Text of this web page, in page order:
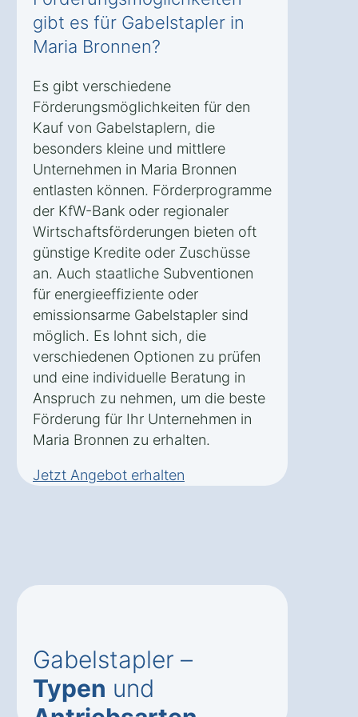
gibt es für Gabelstapler in
Maria Bronnen?
Es gibt verschiedene
Förderungsmöglichkeiten für den
Kauf von Gabelstaplern, die
besonders kleine und mittlere
Unternehmen in Maria Bronnen
entlasten können. Förderprogramme
der KfW-Bank oder regionaler
Wirtschaftsförderungen bieten oft
günstige Kredite oder Zuschüsse
an. Auch staatliche Subventionen
für energieeffiziente oder
emissionsarme Gabelstapler sind
möglich. Es lohnt sich, die
verschiedenen Optionen zu prüfen
und eine individuelle Beratung in
Anspruch zu nehmen, um die beste
Förderung für Ihr Unternehmen in
Maria Bronnen zu erhalten.
Jetzt Angebot erhalten
Gabelstapler –
Typen und